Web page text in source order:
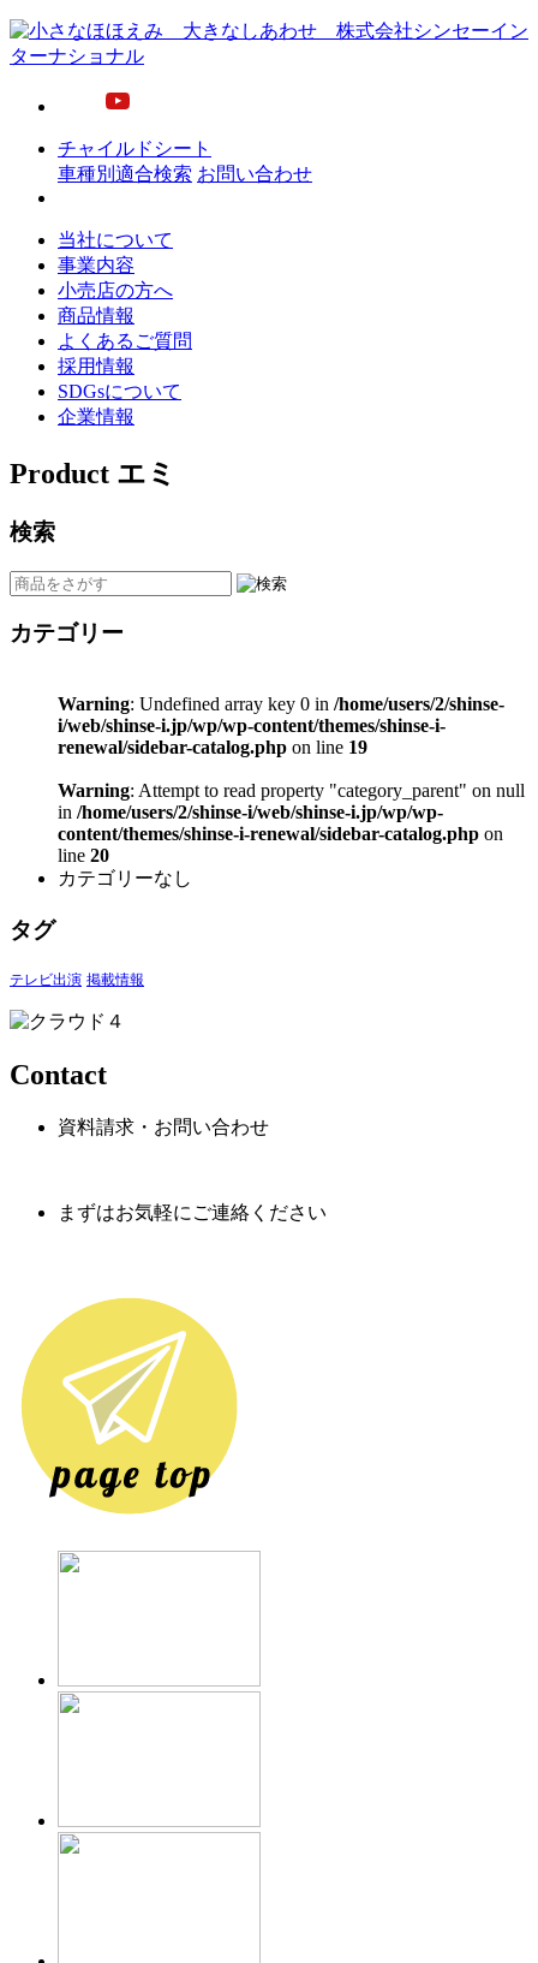
チャイルドシート
車種別適合検索 お問い合わせ
当社について
事業内容
小売店の方へ
商品情報
よくあるご質問
採用情報
SDGsについて
企業情報
Product エミ
検索
カテゴリー
Warning: Undefined array key 0 in /home/users/2/shinse-
i/web/shinse-i.jp/wp/wp-content/themes/shinse-i-
renewal/sidebar-catalog.php on line 19
Warning: Attempt to read property "category_parent" on null
in /home/users/2/shinse-i/web/shinse-i.jp/wp/wp-
content/themes/shinse-i-renewal/sidebar-catalog.php on
line 20
カテゴリーなし
タグ
テレビ出演 掲載情報
Contact
資料請求・お問い合わせ
まずはお気軽にご連絡ください